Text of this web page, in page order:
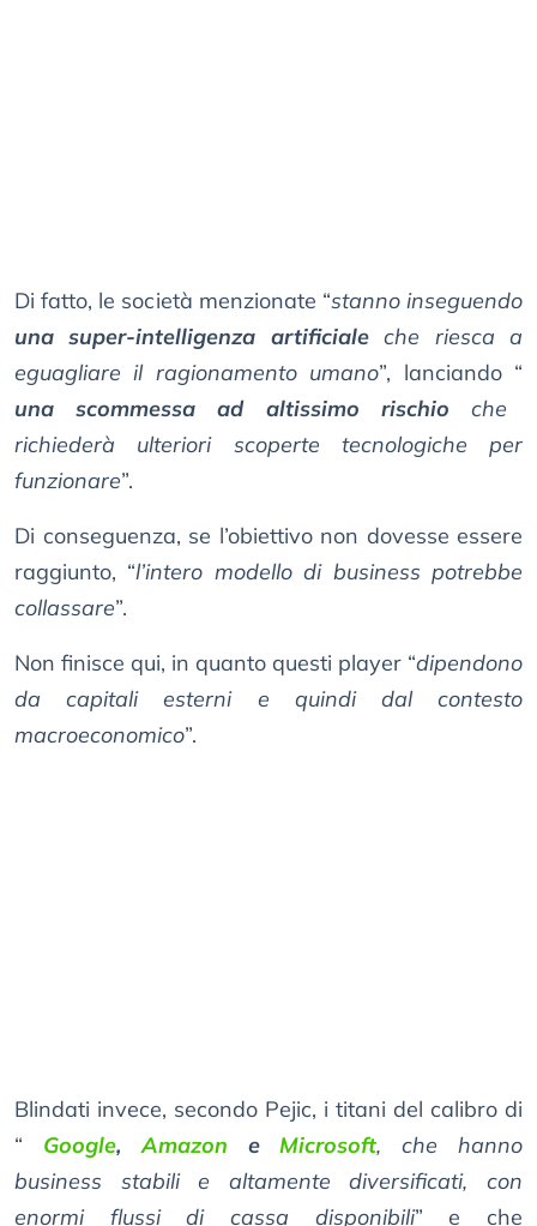
Di fatto, le società menzionate “stanno inseguendo
una super-intelligenza artificialeche riesca a
eguagliare il ragionamento umano”, lanciando “
una scommessa ad altissimo rischio che
richiederà ulteriori scoperte tecnologiche per
funzionare”.
Di conseguenza, se l’obiettivo non dovesse essere
raggiunto, “l’intero modello di business potrebbe
collassare”.
Non finisce qui, in quanto questi player “dipendono
da capitali esterni e quindi dal contesto
macroeconomico”.
Blindati invece, secondo Pejic, i titani del calibro di
“
Google,Amazon eMicrosoft, che hanno
business stabili e altamente diversificati, con
enormi flussi di cassa disponibili” e che